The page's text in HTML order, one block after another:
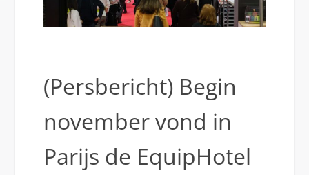
(Persbericht) Begin
november vond in
Parijs de EquipHotel